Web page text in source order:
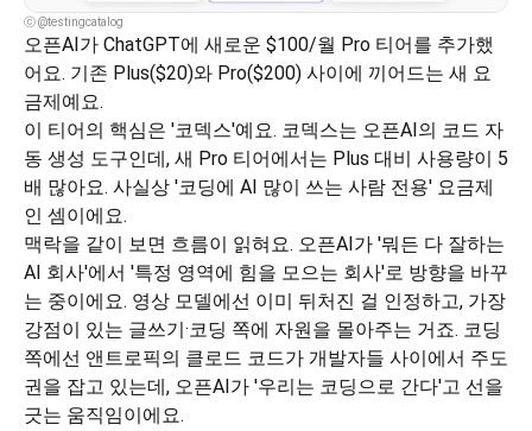
ⓒ @testingcatalog
오픈AI가 ChatGPT에 새로운 $100/월 Pro 티어를 추가했
어요. 기존 Plus($20)와 Pro($200) 사이에 끼어드는 새 요
금제예요.
이 티어의 핵심은 '코덱스'예요. 코덱스는 오픈AI의 코드 자
동 생성 도구인데, 새 Pro 티어에서는 Plus 대비 사용량이 5
배 많아요. 사실상 '코딩에 AI 많이 쓰는 사람 전용' 요금제
인 셈이에요.
맥락을 같이 보면 흐름이 읽혀요. 오픈AI가 '뭐든 다 잘하는
AI 회사'에서 '특정 영역에 힘을 모으는 회사'로 방향을 바꾸
는 중이에요. 영상 모델에선 이미 뒤처진 걸 인정하고, 가장
강점이 있는 글쓰기·코딩 쪽에 자원을 몰아주는 거죠. 코딩
쪽에선 앤트로픽의 클로드 코드가 개발자들 사이에서 주도
권을 잡고 있는데, 오픈AI가 '우리는 코딩으로 간다'고 선을
긋는 움직임이에요.